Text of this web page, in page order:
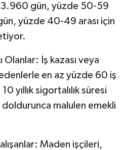
3.960 gün, yüzde 50-59
yüzde 40-49 arası için
Olanlar: İş kazası veya
en az yüzde 60 iş
yıllık sigortalılık süresi
malulen emekli
Maden işçileri,